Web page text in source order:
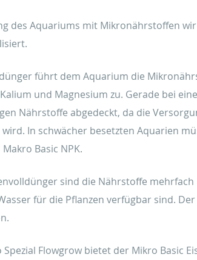
des Aquariums mit Mikronährstoffen
führt dem Aquarium die
und Magnesium zu. Gerade bei
Nährstoffe abgedeckt, da die
wird. In schwächer besetzten Aquarien
Basic NPK.
sind die Nährstoffe
für die Pflanzen verfügbar sind.
Spezial Flowgrow bietet der Mikro Basic